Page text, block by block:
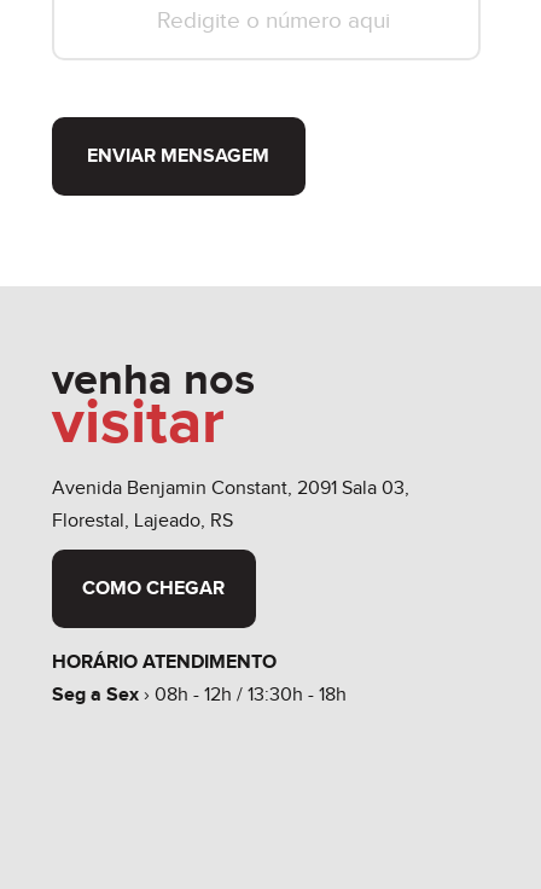
ENVIAR MENSAGEM
venha nos
visitar
Avenida Benjamin Constant, 2091 Sala 03,
Florestal, Lajeado, RS
COMO CHEGAR
HORÁRIO ATENDIMENTO
Seg a Sex› 08h - 12h / 13:30h - 18h